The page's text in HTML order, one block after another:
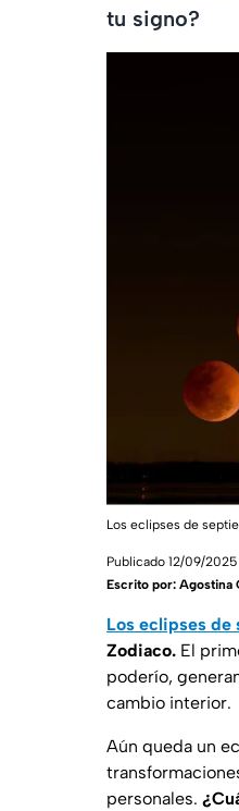
tu signo?
Los eclipses de
Publicado 12/09/2025
Escrito por: Agostina
Los eclipses de
Zodiaco. El
poderío,
cambio interior.
Aún queda un
personales.